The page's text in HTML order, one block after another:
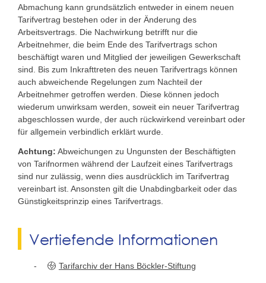
Abmachung kann grundsätzlich entweder in einem neuen
Tarifvertrag bestehen oder in der Änderung des
Arbeitsvertrags. Die Nachwirkung betrifft nur die
Arbeitnehmer, die beim Ende des Tarifvertrags schon
beschäftigt waren und Mitglied der jeweiligen Gewerkschaft
sind. Bis zum Inkrafttreten des neuen Tarifvertrags können
auch abweichende Regelungen zum Nachteil der
Arbeitnehmer getroffen werden. Diese können jedoch
wiederum unwirksam werden, soweit ein neuer Tarifvertrag
abgeschlossen wurde, der auch rückwirkend vereinbart oder
für allgemein verbindlich erklärt wurde.
Achtung: Abweichungen zu Ungunsten der Beschäftigten
von Tarifnormen während der Laufzeit eines Tarifvertrags
sind nur zulässig, wenn dies ausdrücklich im Tarifvertrag
vereinbart ist. Ansonsten gilt die Unabdingbarkeit oder das
Günstigkeitsprinzip eines Tarifvertrags.
Vertiefende Informationen
Tarifarchiv der Hans Böckler-Stiftung